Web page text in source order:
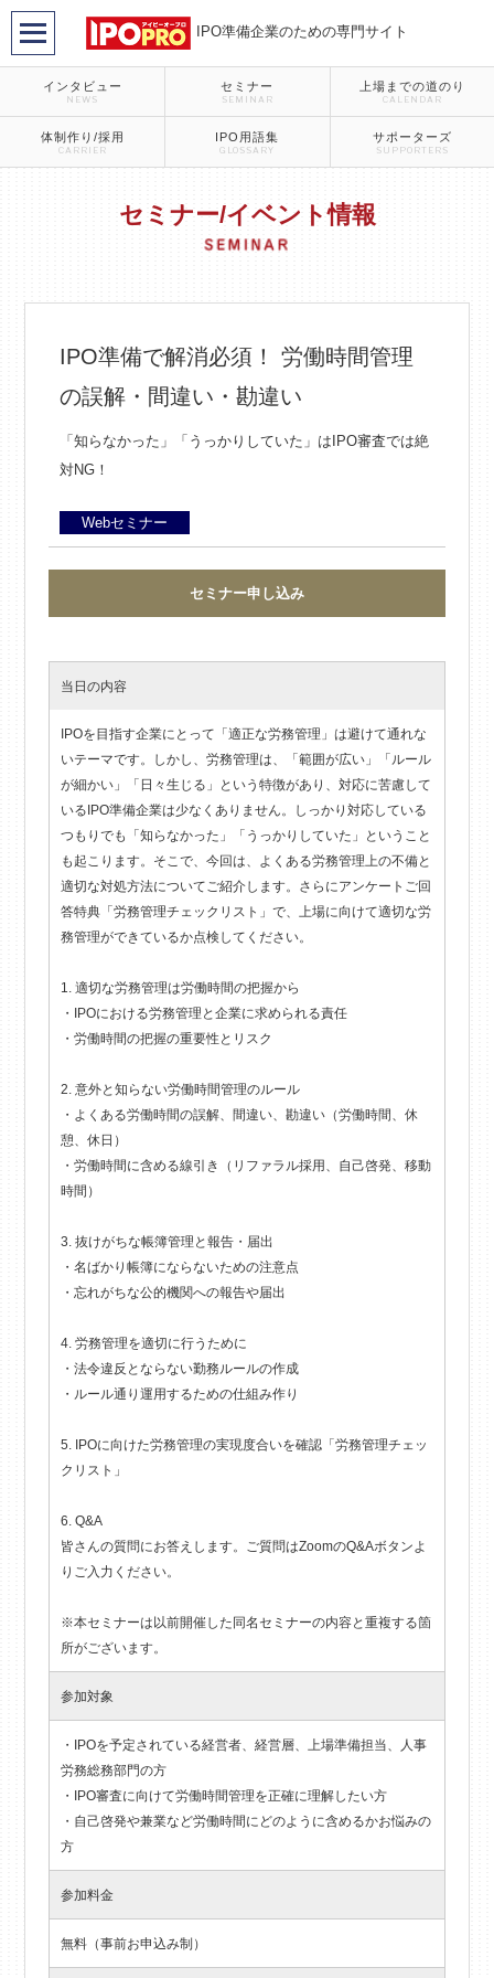
IPO準備企業のための専門サイト
インタビュー
NEWS
セミナー
SEMINAR
上場までの道のり
CALENDAR
体制作り/採用
CARRIER
IPO用語集
GLOSSARY
サポーターズ
SUPPORTERS
セミナー/イベント情報
IPO準備で解消必須！ 労働時間管理
の誤解・間違い・勘違い
「知らなかった」「うっかりしていた」はIPO審査では絶
対NG！
Webセミナー
セミナー申し込み
当日の内容
IPOを目指す企業にとって「適正な労務管理」は避けて通れな
いテーマです。しかし、労務管理は、「範囲が広い」「ルール
が細かい」「日々生じる」という特徴があり、対応に苦慮して
いるIPO準備企業は少なくありません。しっかり対応している
つもりでも「知らなかった」「うっかりしていた」ということ
も起こります。そこで、今回は、よくある労務管理上の不備と
適切な対処方法についてご紹介します。さらにアンケートご回
答特典「労務管理チェックリスト」で、上場に向けて適切な労
務管理ができているか点検してください。
1. 適切な労務管理は労働時間の把握から
・IPOにおける労務管理と企業に求められる責任
・労働時間の把握の重要性とリスク
2. 意外と知らない労働時間管理のルール
・よくある労働時間の誤解、間違い、勘違い（労働時間、休
憩、休日）
・労働時間に含める線引き（リファラル採用、自己啓発、移動
時間）
3. 抜けがちな帳簿管理と報告・届出
・名ばかり帳簿にならないための注意点
・忘れがちな公的機関への報告や届出
4. 労務管理を適切に行うために
・法令違反とならない勤務ルールの作成
・ルール通り運用するための仕組み作り
5. IPOに向けた労務管理の実現度合いを確認「労務管理チェッ
クリスト」
6. Q&A
皆さんの質問にお答えします。ご質問はZoomのQ&Aボタンよ
りご入力ください。
※本セミナーは以前開催した同名セミナーの内容と重複する箇
所がございます。
参加対象
・IPOを予定されている経営者、経営層、上場準備担当、人事
労務総務部門の方
・IPO審査に向けて労働時間管理を正確に理解したい方
・自己啓発や兼業など労働時間にどのように含めるかお悩みの
方
参加料金
無料（事前お申込み制）